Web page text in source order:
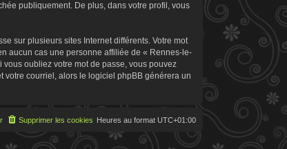
publiquement. De plus, dans votre profil, vous
sur plusieurs sites Internet différents. Votre mot
aucun cas une personne affiliée de « Rennes-le-
oubliez votre mot de passe, vous pouvez
votre courriel, alors le logiciel phpBB générera un
Heures au format UTC+01:00
Supprimer les cookies